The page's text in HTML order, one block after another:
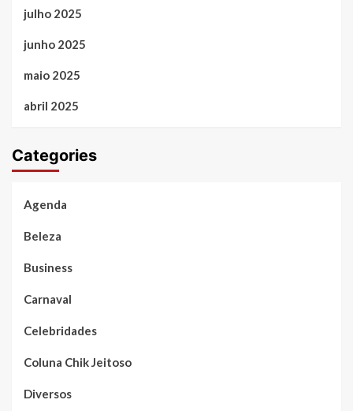
julho 2025
junho 2025
maio 2025
abril 2025
Categories
Agenda
Beleza
Business
Carnaval
Celebridades
Coluna Chik Jeitoso
Diversos